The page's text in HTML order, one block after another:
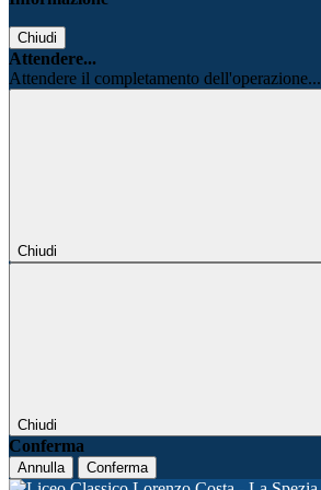
Chiudi
Attendere...
Attendere il completamento dell'operazione...
Chiudi
Chiudi
Conferma
Annulla Conferma